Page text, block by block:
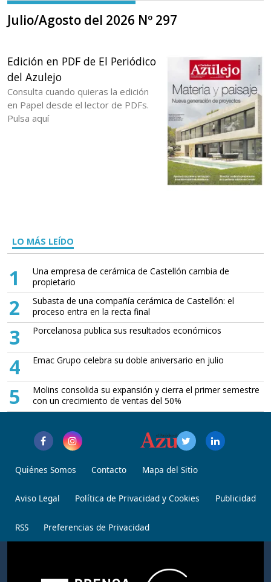
Julio/Agosto del 2026 Nº 297
Edición en PDF de El Periódico
del Azulejo
Consulta cuando quieras la edición
en Papel desde el lector de PDFs.
Pulsa aquí
LO MÁS LEÍDO
1
Una empresa de cerámica de Castellón cambia de
propietario
2
Subasta de una compañía cerámica de Castellón: el
proceso entra en la recta final
3 Porcelanosa publica sus resultados económicos
4 Emac Grupo celebra su doble aniversario en julio
5
Molins consolida su expansión y cierra el primer semestre
con un crecimiento de ventas del 50%
Quiénes Somos Contacto Mapa del Sitio
Aviso Legal Política de Privacidad y Cookies Publicidad
RSS Preferencias de Privacidad